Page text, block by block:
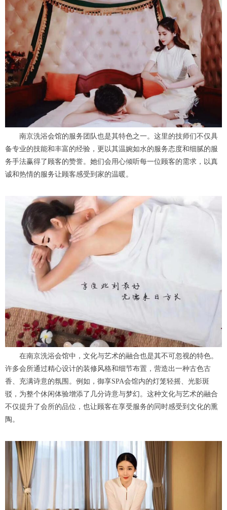
南京洗浴会馆的服务团队也是其特色之一。这里的技师们不仅具
备专业的技能和丰富的经验，更以其温婉如水的服务态度和细腻的服
务手法赢得了顾客的赞誉。她们会用心倾听每一位顾客的需求，以真
诚和热情的服务让顾客感受到家的温暖。
在南京洗浴会馆中，文化与艺术的融合也是其不可忽视的特色。
许多会所通过精心设计的装修风格和细节布置，营造出一种古色古
香、充满诗意的氛围。例如，御享SPA会馆内的灯笼轻摇、光影斑
驳，为整个休闲体验增添了几分诗意与梦幻。这种文化与艺术的融合
不仅提升了会所的品位，也让顾客在享受服务的同时感受到文化的熏
陶。